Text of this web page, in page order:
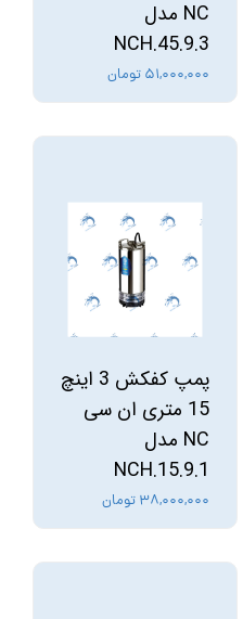
NC مدل
NCH.45.9.3
۵۱,۰۰۰,۰۰۰ تومان
پمپ کفکش 3 اینچ
15 متری ان سی
NC مدل
NCH.15.9.1
۳۸,۰۰۰,۰۰۰ تومان